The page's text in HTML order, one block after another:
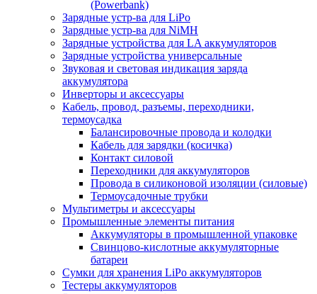
(Powerbank)
Зарядные устр-ва для LiPo
Зарядные устр-ва для NiMH
Зарядные устройства для LA аккумуляторов
Зарядные устройства универсальные
Звуковая и световая индикация заряда
аккумулятора
Инверторы и аксессуары
Кабель, провод, разъемы, переходники,
термоусадка
Балансировочные провода и колодки
Кабель для зарядки (косичка)
Контакт силовой
Переходники для аккумуляторов
Провода в силиконовой изоляции (силовые)
Термоусадочные трубки
Мультиметры и аксессуары
Промышленные элементы питания
Аккумуляторы в промышленной упаковке
Свинцово-кислотные аккумуляторные
батареи
Сумки для хранения LiPo аккумуляторов
Тестеры аккумуляторов